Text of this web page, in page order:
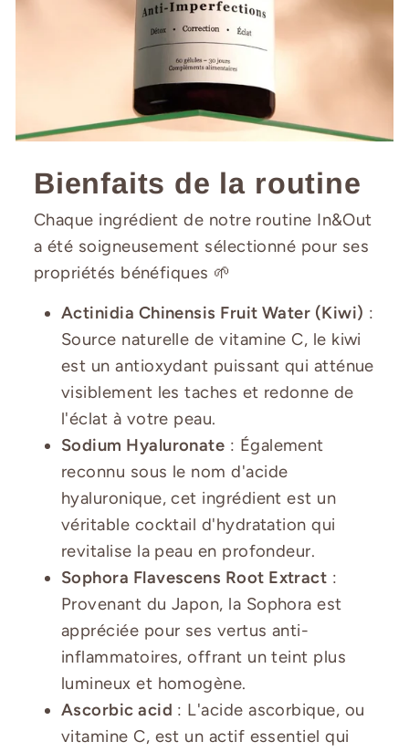
Bienfaits de la routine
Chaque ingrédient de notre routine In&Out
a été soigneusement sélectionné pour ses
propriétés bénéfiques 🌱
Actinidia Chinensis Fruit Water (Kiwi) :
Source naturelle de vitamine C, le kiwi
est un antioxydant puissant qui atténue
visiblement les taches et redonne de
l'éclat à votre peau.
Sodium Hyaluronate : Également
reconnu sous le nom d'acide
hyaluronique, cet ingrédient est un
véritable cocktail d'hydratation qui
revitalise la peau en profondeur.
Sophora Flavescens Root Extract :
Provenant du Japon, la Sophora est
appréciée pour ses vertus anti-
inflammatoires, offrant un teint plus
lumineux et homogène.
Ascorbic acid : L'acide ascorbique, ou
vitamine C, est un actif essentiel qui